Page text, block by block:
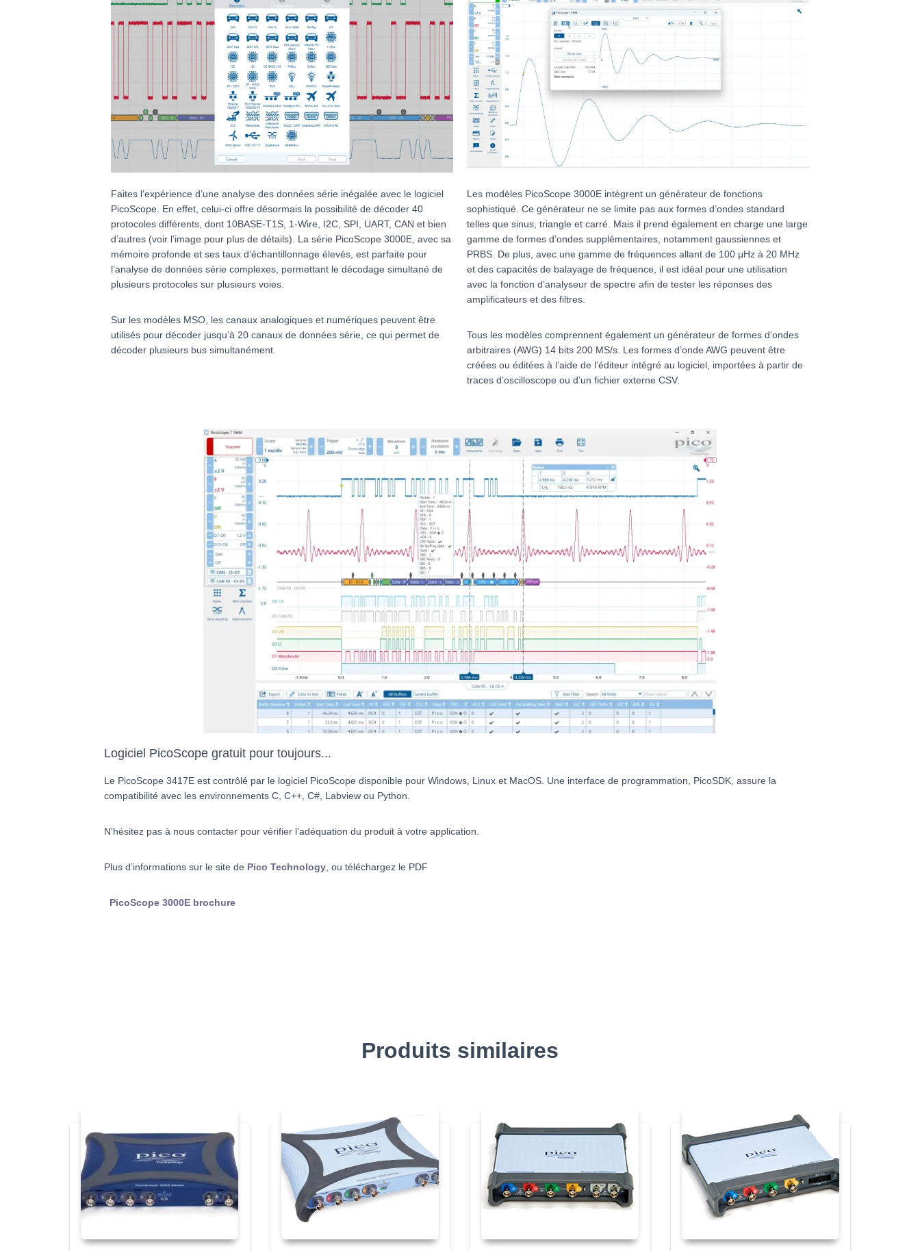
Faites l’expérience d’une analyse des données série inégalée avec le logiciel
PicoScope. En effet, celui-ci offre désormais la possibilité de décoder 40
protocoles différents, dont 10BASE-T1S, 1-Wire, I2C, SPI, UART, CAN et bien
d’autres (voir l’image pour plus de détails). La série PicoScope 3000E, avec sa
mémoire profonde et ses taux d’échantillonnage élevés, est parfaite pour
l’analyse de données série complexes, permettant le décodage simultané de
plusieurs protocoles sur plusieurs voies.
Sur les modèles MSO, les canaux analogiques et numériques peuvent être
utilisés pour décoder jusqu’à 20 canaux de données série, ce qui permet de
décoder plusieurs bus simultanément.
Les modèles PicoScope 3000E intègrent un générateur de fonctions
sophistiqué. Ce générateur ne se limite pas aux formes d’ondes standard
telles que sinus, triangle et carré. Mais il prend également en charge une large
gamme de formes d’ondes supplémentaires, notamment gaussiennes et
PRBS. De plus, avec une gamme de fréquences allant de 100 μHz à 20 MHz
et des capacités de balayage de fréquence, il est idéal pour une utilisation
avec la fonction d’analyseur de spectre afin de tester les réponses des
amplificateurs et des filtres.
Tous les modèles comprennent également un générateur de formes d’ondes
arbitraires (AWG) 14 bits 200 MS/s. Les formes d’onde AWG peuvent être
créées ou éditées à l’aide de l’éditeur intégré au logiciel, importées à partir de
traces d’oscilloscope ou d’un fichier externe CSV.
Logiciel PicoScope gratuit pour toujours...
Le PicoScope 3417E est contrôlé par le logiciel PicoScope disponible pour Windows, Linux et MacOS. Une interface de programmation, PicoSDK, assure la
compatibilité avec les environnements C, C++, C#, Labview ou Python.
N’hésitez pas à nous contacter pour vérifier l’adéquation du produit à votre application.
Plus d’informations sur le site de Pico Technology , ou téléchargez le PDF
PicoScope 3000E brochure
Produits similaires